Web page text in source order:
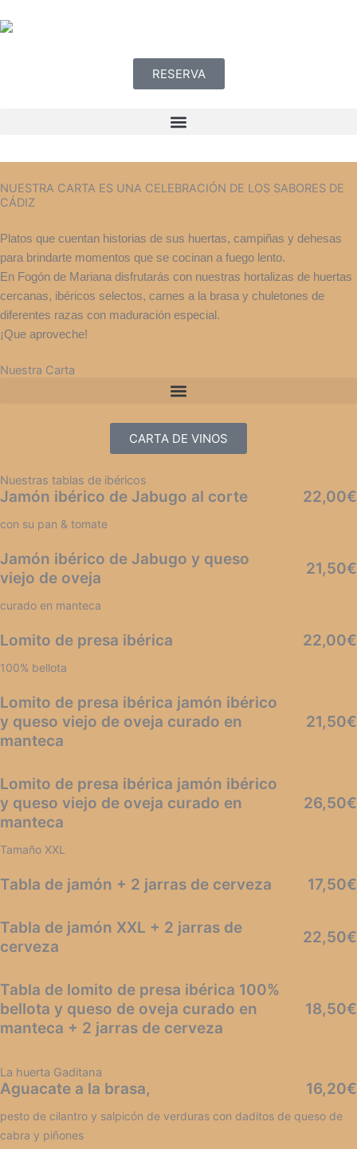
al
RESERVA
NUESTRA CARTA ES UNA CELEBRACIÓN DE LOS SABORES DE
CÁDIZ
Platos que cuentan historias de sus huertas, campiñas y dehesas
para brindarte momentos que se cocinan a fuego lento.
En Fogón de Mariana disfrutarás con nuestras hortalizas de huertas
cercanas, ibéricos selectos, carnes a la brasa y chuletones de
diferentes razas con maduración especial.
¡Que aproveche!
Nuestra Carta
CARTA DE VINOS
Nuestras tablas de ibéricos
Jamón ibérico de Jabugo al corte 22,00€
con su pan & tomate
Jamón ibérico de Jabugo y queso
viejo de oveja
21,50€
curado en manteca
Lomito de presa ibérica 22,00€
100% bellota
Lomito de presa ibérica jamón ibérico
y queso viejo de oveja curado en
manteca
21,50€
Lomito de presa ibérica jamón ibérico
y queso viejo de oveja curado en
manteca
26,50€
Tamaño XXL
Tabla de jamón + 2 jarras de cerveza 17,50€
Tabla de jamón XXL + 2 jarras de
cerveza
22,50€
Tabla de lomito de presa ibérica 100%
bellota y queso de oveja curado en
manteca + 2 jarras de cerveza
18,50€
La huerta Gaditana
Aguacate a la brasa, 16,20€
pesto de cilantro y salpicón de verduras con daditos de queso de
cabra y piñones